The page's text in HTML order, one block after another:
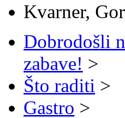
Kvarner,
Dobrodošli
zabave! >
Što raditi >
Gastro >